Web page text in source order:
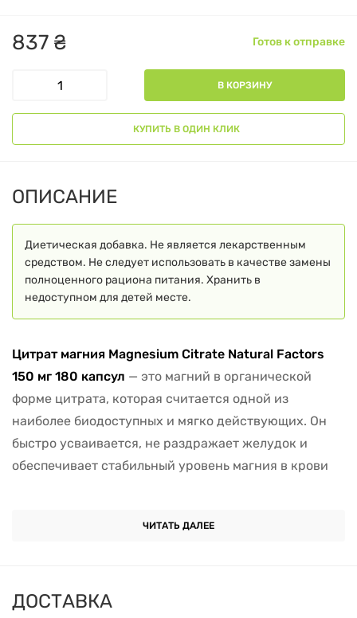
837 ₴ Готов к отправке
В КОРЗИНУ
КУПИТЬ В ОДИН КЛИК
ДОСТАВКА
ОПИСАНИЕ
Диетическая добавка. Не является лекарственным
средством. Не следует использовать в качестве замены
полноценного рациона питания. Хранить в
недоступном для детей месте.
Цитрат магния Magnesium Citrate Natural Factors
150 мг 180 капсул — это магний в органической
форме цитрата, которая считается одной из
наиболее биодоступных и мягко действующих. Он
быстро усваивается, не раздражает желудок и
обеспечивает стабильный уровень магния в крови
чувствительностью к добавкам, хроническим
Магний участвует в работе нервной системы, мышц,
ЧИТАТЬ ДАЛЕЕ